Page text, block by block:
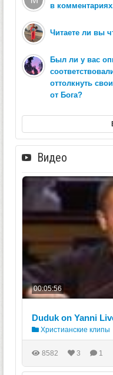
в
Читаете ли вы
Был ли у вас
оттолкнуть
от Бога?
Видео
00:05:56
Duduk on Yanni
Христианские клипы
8582 3 1